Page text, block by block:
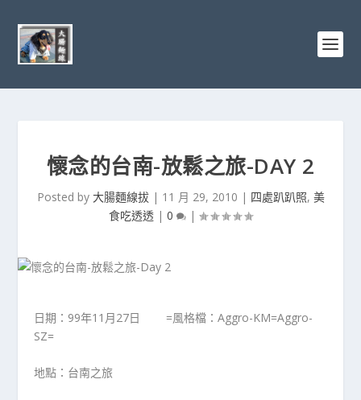
懷念的台南-放鬆之旅-DAY 2
Posted by 大腸麵線拔| 11 月 29, 2010 | 四處趴趴照, 美
食吃透透 | 0 |
日期：99年11月27日 =風格檔：Aggro-KM=Aggro-
SZ=
地點：台南之旅